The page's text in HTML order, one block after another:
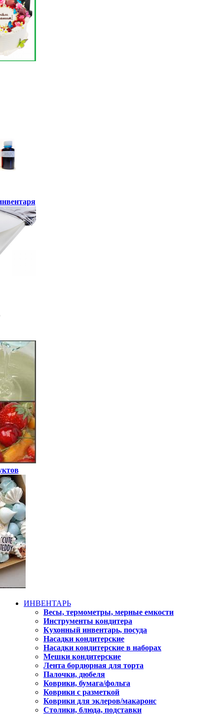
ИНВЕНТАРЬ
Весы, термометры, мерные емкости
Инструменты кондитера
Кухонный инвентарь, посуда
Насадки кондитерские
Насадки кондитерские в наборах
Мешки кондитерские
Лента бордюрная для торта
Палочки, дюбеля
Коврики, бумага/фольга
Коврики с разметкой
Коврики для эклеров/макаронс
Столики, блюда, подставки